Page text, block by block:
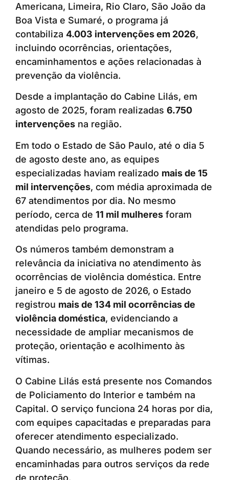
Americana, Limeira, Rio Claro, São João da
Boa Vista e Sumaré, o programa já
contabiliza 4.003 intervenções em 2026,
incluindo ocorrências, orientações,
encaminhamentos e ações relacionadas à
prevenção da violência.
Desde a implantação do Cabine Lilás, em
agosto de 2025, foram realizadas 6.750
intervenções na região.
Em todo o Estado de São Paulo, até o dia 5
de agosto deste ano, as equipes
especializadas haviam realizado mais de 15
mil intervenções, com média aproximada de
67 atendimentos por dia. No mesmo
período, cerca de 11 mil mulheres foram
atendidas pelo programa.
Os números também demonstram a
relevância da iniciativa no atendimento às
ocorrências de violência doméstica. Entre
janeiro e 5 de agosto de 2026, o Estado
registrou mais de 134 mil ocorrências de
violência doméstica, evidenciando a
necessidade de ampliar mecanismos de
proteção, orientação e acolhimento às
vítimas.
O Cabine Lilás está presente nos Comandos
de Policiamento do Interior e também na
Capital. O serviço funciona 24 horas por dia,
com equipes capacitadas e preparadas para
oferecer atendimento especializado.
Quando necessário, as mulheres podem ser
encaminhadas para outros serviços da rede
de proteção.